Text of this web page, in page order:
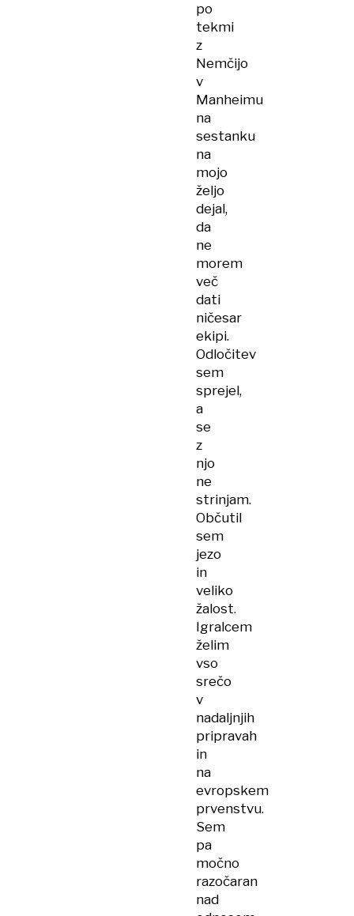
po
tekmi
z
Nemčijo
v
Manheimu
na
sestanku
na
mojo
željo
dejal,
da
ne
morem
več
dati
ničesar
ekipi.
Odločitev
sem
sprejel,
a
se
z
njo
ne
strinjam.
Občutil
sem
jezo
in
veliko
žalost.
Igralcem
želim
vso
srečo
v
nadaljnjih
pripravah
in
na
evropskem
prvenstvu.
Sem
pa
močno
razočaran
nad